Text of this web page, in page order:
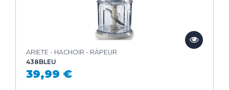
ARIETE - HACHOIR - RÂPEUR
438BLEU
39,99 €